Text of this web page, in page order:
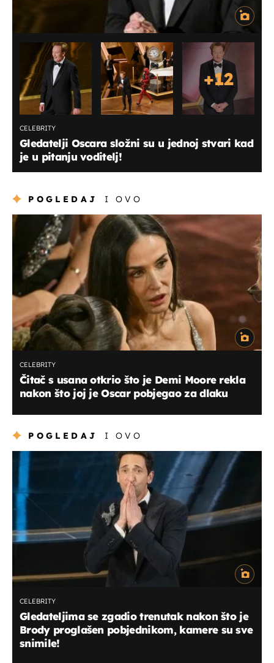
+12
CELEBRITY
Gledatelji Oscara složni su u jednoj stvari kad
je u pitanju voditelj!
POGLEDAJ I OVO
CELEBRITY
Čitač s usana otkrio što je Demi Moore rekla
nakon što joj je Oscar pobjegao za dlaku
POGLEDAJ I OVO
CELEBRITY
Gledateljima se zgadio trenutak nakon što je
Brody proglašen pobjednikom, kamere su sve
snimile!